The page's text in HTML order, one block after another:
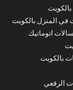
في المنزل بالكويت
اتوماتيك
بالكويت
الرقعي